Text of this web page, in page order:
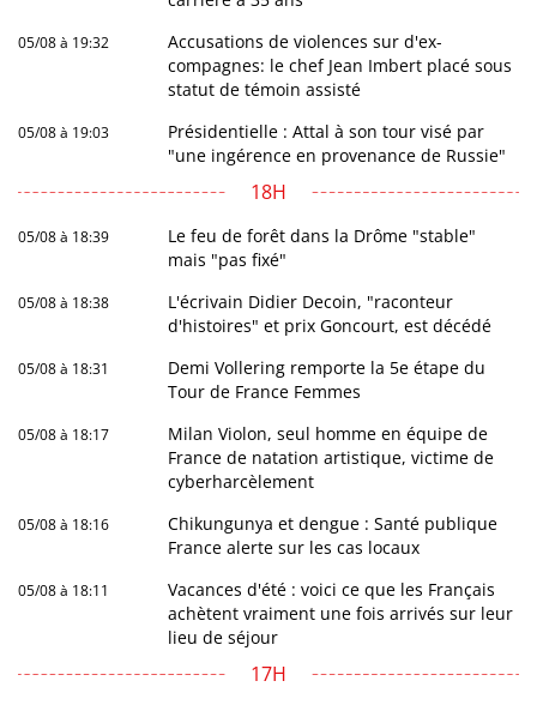
05/08 à 19:32
Accusations de violences sur d'ex-
compagnes: le chef Jean Imbert placé sous
statut de témoin assisté
05/08 à 19:03
Présidentielle : Attal à son tour visé par
"une ingérence en provenance de Russie"
18H
05/08 à 18:39
Le feu de forêt dans la Drôme "stable"
mais "pas fixé"
05/08 à 18:38
L'écrivain Didier Decoin, "raconteur
d'histoires" et prix Goncourt, est décédé
05/08 à 18:31
Demi Vollering remporte la 5e étape du
Tour de France Femmes
05/08 à 18:17
Milan Violon, seul homme en équipe de
France de natation artistique, victime de
cyberharcèlement
05/08 à 18:16
Chikungunya et dengue : Santé publique
France alerte sur les cas locaux
05/08 à 18:11
Vacances d'été : voici ce que les Français
achètent vraiment une fois arrivés sur leur
lieu de séjour
17H